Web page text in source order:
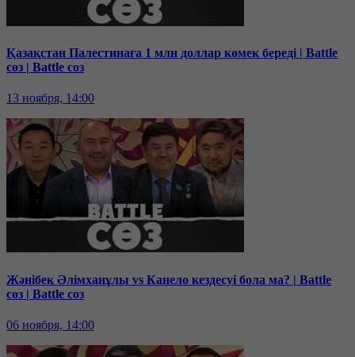
Қазақстан Палестинаға 1 млн доллар көмек береді | Battle
сөз | Battle соз
13 ноября, 14:00
Жәнібек Әлімханұлы vs Канело кездесуі бола ма? | Battle
сөз | Battle соз
06 ноября, 14:00